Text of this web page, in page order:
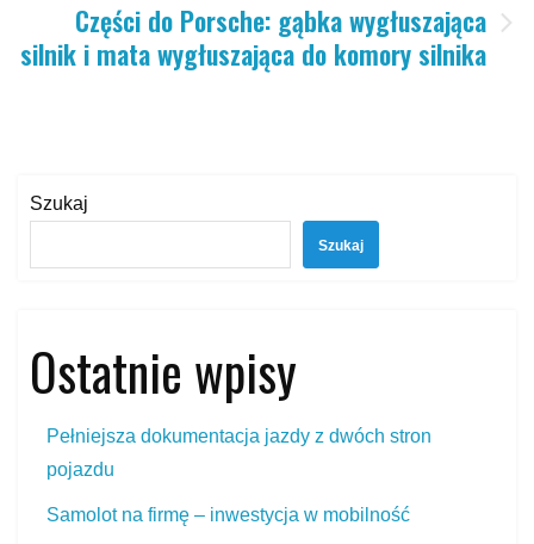
Części do Porsche: gąbka wygłuszająca
silnik i mata wygłuszająca do komory silnika
Szukaj
Szukaj
Ostatnie wpisy
Pełniejsza dokumentacja jazdy z dwóch stron
pojazdu
Samolot na firmę – inwestycja w mobilność